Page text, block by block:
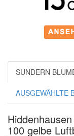
SUNDERN
AUSGEWÄHLTE
100 gelbe